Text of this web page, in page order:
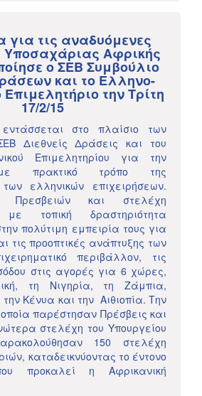
για τις αναδυόμενες
Υποσαχάριας Αφρικής
ο ΣΕΒ Συμβούλιο
και το Ελληνο-
την Τρίτη
17/2/15
στο πλαίσιο των
Διεθνείς Δράσεις και του
Επιμελητηρίου για την
με πρακτικό τρόπο της
ελληνικών επιχειρήσεων.
Πρεσβειών και στελέχη
με τοπική δραστηριότητα
πολύτιμη εμπειρία τους για
τις προοπτικές ανάπτυξης των
περιβάλλον, τις
στις αγορές για 6 χώρες,
τη Νιγηρία, τη Ζάμπια,
Κένυα και την Αιθιοπία. Την
παρέστησαν Πρέσβεις και
στελέχη του Υπουργείου
150 στελέχη
καταδεικνύοντας το έντονο
προκαλεί η Αφρικανική